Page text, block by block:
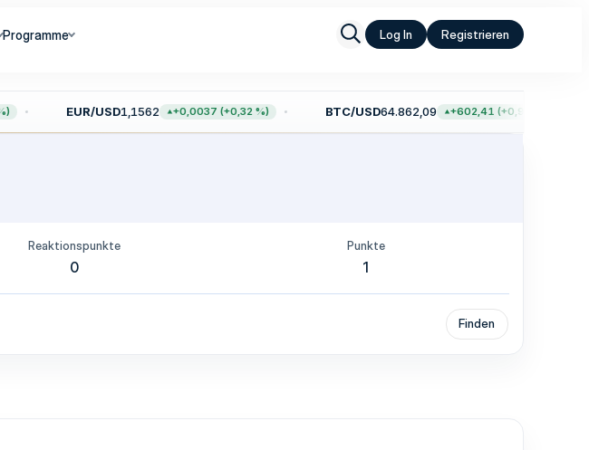
Programme Log In Registrieren
EUR/USD1,1562 +0,0037 (+0,32 %) BTC/USD64.862,09 +602,41 (+0,94 %)
Reaktionspunkte
0
Punkte
1
Finden